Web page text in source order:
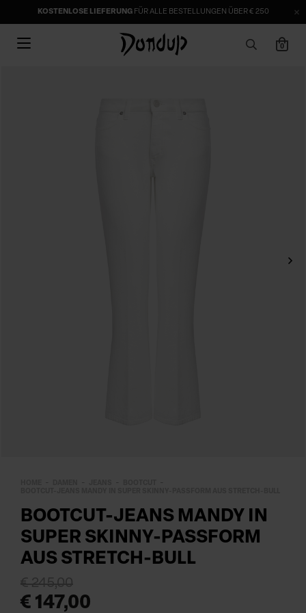
KOSTENLOSE LIEFERUNGFÜR ALLE BESTELLUNGEN ÜBER € 250
0
BOOTCUT-JEANS MANDY IN
SUPER SKINNY-PASSFORM
AUS STRETCH-BULL
€ 147,00
€ 245,00